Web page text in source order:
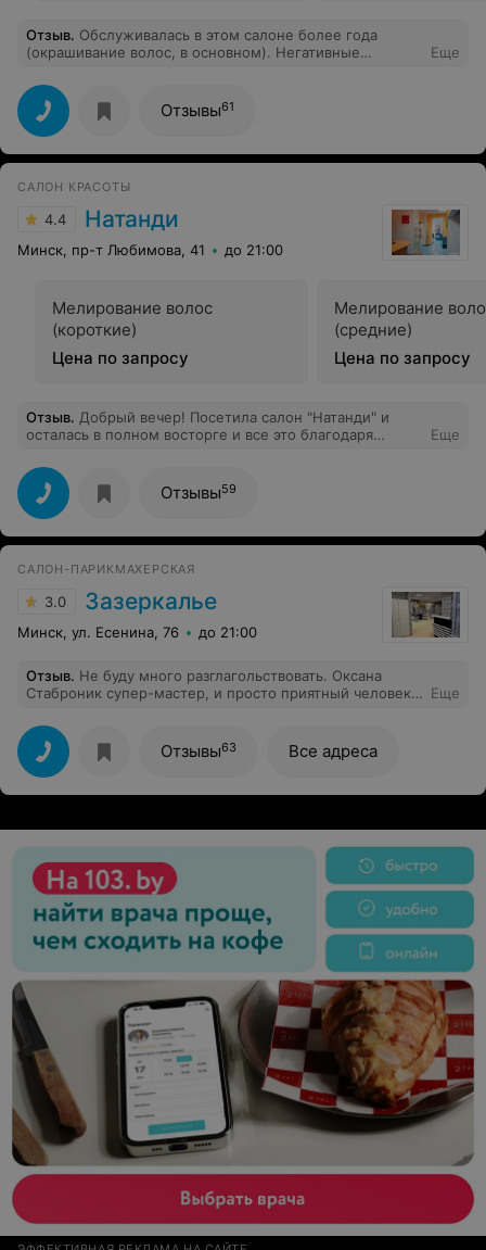
Отзыв. Обслуживалась в этом салоне более года
(окрашивание волос, в основном). Негативные
итоге стричься здесь перестала, но продолжила в
Миэль краситься, т.к. удобно было по месту
жительства. Вчера в очередной раз пришла на
окрашивание. В итоге мне отросший корень покрасили
наполовину, а половина осталась отросшего цвета и с
чем 2 месяца назад. Больше сюда никогда не приду.
Еще
Отзывы61
САЛОН КРАСОТЫ
4.4 Натанди
Минск, пр-т Любимова, 41 до 21:00
Мелирование волос
(короткие)
Цена по запросу
Мелирование
(средние)
Цена по запросу
Отзыв. Добрый вечер! Посетила салон "Натанди" и
осталась в полном восторге и все это благодаря
дела, учел все мои пожелания по окрашиванию волос.
Андрей, СПАСИБО!!! На работу пришла красоткой,
коллеги по работе настойчиво просят телефон
мастера))))... так что, ожидайте!!!!!
Еще
Отзывы59
САЛОН-ПАРИКМАХЕРСКАЯ
3.0 Зазеркалье
Минск, ул. Есенина, 76 до 21:00
Отзыв. Не буду много разглагольствовать. Оксана
Стаброник супер-мастер, и просто приятный человек.
только к ней, и отправляю к ней маму)) Все здорово!
Оксаночка, огромное спасибо!!!
Еще
Отзывы63 Все адреса